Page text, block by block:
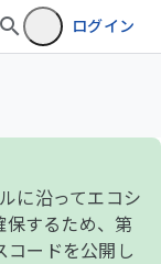
ログイン
に沿ってエコシ
保するため、第
コードを公開し